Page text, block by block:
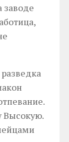
заводе
Высокую.